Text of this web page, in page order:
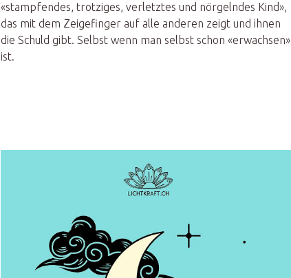
«stampfendes, trotziges, verletztes und nörgelndes Kind»,
das mit dem Zeigefinger auf alle anderen zeigt und ihnen
die Schuld gibt. Selbst wenn man selbst schon «erwachsen»
ist.